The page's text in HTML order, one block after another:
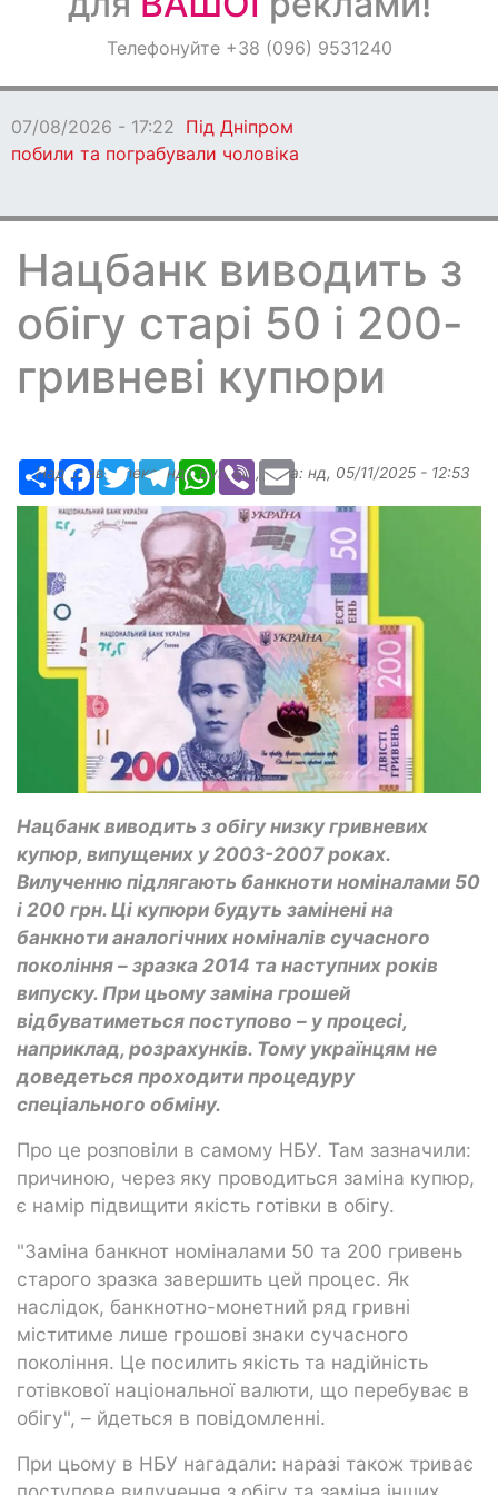
ОголошенняТелефонуйте +38 (096) 9531240
07/08/2026 - 17:22 Під Дніпром
побили та пограбували чоловіка
Нацбанк виводить з
обігу старі 50 і 200-
гривневі купюри
РесурсFacebook
TwitterTelegramWhatsApp
ViberEmail
Надіслав:Александр Бугаев , дата: нд, 05/11/2025 - 12:53
Нацбанк виводить з обігу низку гривневих
купюр, випущених у 2003-2007 роках.
Вилученню підлягають банкноти номіналами 50
і 200 грн. Ці купюри будуть замінені на
банкноти аналогічних номіналів сучасного
покоління – зразка 2014 та наступних років
випуску. При цьому заміна грошей
відбуватиметься поступово – у процесі,
наприклад, розрахунків. Тому українцям не
доведеться проходити процедуру
спеціального обміну.
Про це розповіли в самому НБУ. Там зазначили:
причиною, через яку проводиться заміна купюр,
є намір підвищити якість готівки в обігу.
"Заміна банкнот номіналами 50 та 200 гривень
старого зразка завершить цей процес. Як
наслідок, банкнотно-монетний ряд гривні
міститиме лише грошові знаки сучасного
покоління. Це посилить якість та надійність
готівкової національної валюти, що перебуває в
обігу", – йдеться в повідомленні.
При цьому в НБУ нагадали: наразі також триває